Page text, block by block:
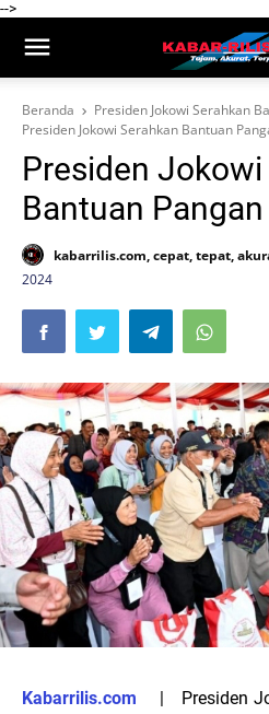
-->
Beranda
Presiden Jokowi Serahkan
Presiden Jokowi Serahkan Bantuan
Presiden Jokowi
Bantuan
kabarrilis.com, cepat, tepat,
2024
Kabarrilis.com | Presiden